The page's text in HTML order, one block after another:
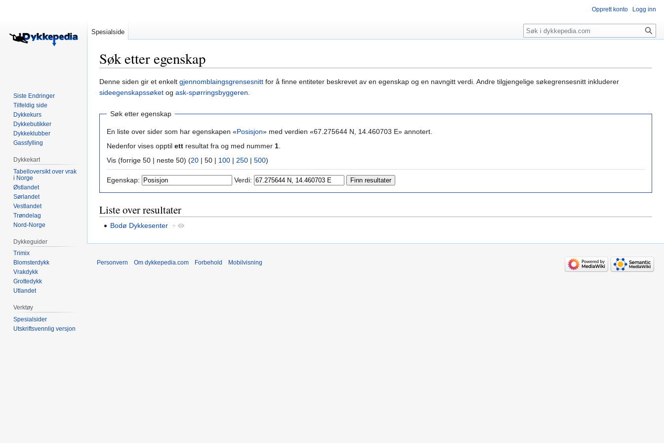
Søk etter egenskap
Hopp
til
Hopp
til
Denne siden gir et enkelt gjennomblaingsgrensesnitt for å finne entiteter beskrevet av en egenskap og en navngitt verdi. Andre tilgjengelige søkegrensesnitt inkluderer
sideegenskapssøket og ask-spørringsbyggeren.
Søk etter egenskap
En liste over sider som har egenskapen «Posisjon» med verdien «67.275644 N, 14.460703 E» annotert.
Nedenfor vises opptil ett resultat fra og med nummer 1.
Vis (forrige 50 | neste 50) (20 | 50 | 100 | 250 | 500)
Egenskap: Verdi:
Liste over resultater
Bodø Dykkesenter +
Opprett konto Logg inn
Spesialside Søk
Siste Endringer
Tilfeldig side
Dykkekurs
Dykkebutikker
Dykkeklubber
Gassfylling
Dykkekart
Tabelloversikt over vrak
i Norge
Østlandet
Sørlandet
Vestlandet
Trøndelag
Nord-Norge
Dykkeguider
Trimix
Blomsterdykk
Vrakdykk
Grottedykk
Utlandet
Verktøy
Spesialsider
Utskriftsvennlig versjon
Personvern Om dykkepedia.com Forbehold Mobilvisning